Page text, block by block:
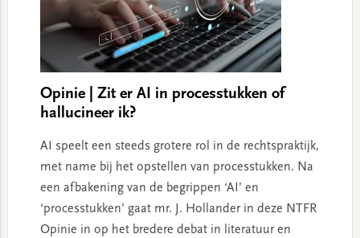
Opinie | Zit er AI in processtukken of
hallucineer ik?
AI speelt een steeds grotere rol in de rechtspraktijk,
met name bij het opstellen van processtukken. Na
een afbakening van de begrippen ‘AI’ en
‘processtukken’ gaat mr. J. Hollander in deze NTFR
Opinie in op het bredere debat in literatuur en